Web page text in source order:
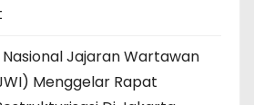
Jajaran Wartawan
Menggelar Rapat